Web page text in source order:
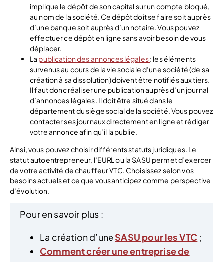
implique le dépôt de son capital sur un compte bloqué,
au nom de la société. Ce dépôt doit se faire soit auprès
d’une banque soit auprès d’un notaire. Vous pouvez
effectuer ce dépôt en ligne sans avoir besoin de vous
déplacer.
La publication des annonces légales: les éléments
survenus au cours de la vie sociale d’une société (de sa
création à sa dissolution) doivent être notifiés aux tiers.
Il faut donc réaliser une publication auprès d’un journal
d’annonces légales. Il doit être situé dans le
département du siège social de la société. Vous pouvez
contacter ses journaux directement en ligne et rédiger
votre annonce afin qu’il la publie.
Ainsi, vous pouvez choisir différents statuts juridiques. Le
statut autoentrepreneur, l’EURL ou la SASU permet d’exercer
de votre activité de chauffeur VTC. Choisissez selon vos
besoins actuels et ce que vous anticipez comme perspective
d’évolution.
Pour en savoir plus :
La création d’une SASU pour les VTC ;
Comment créer une entreprise de